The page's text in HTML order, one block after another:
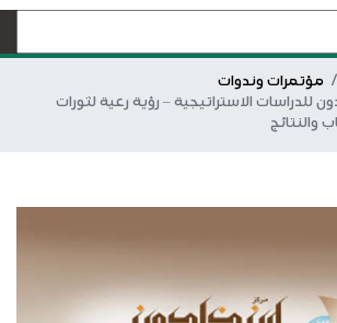
مؤتمرات وندوات
للدراسات الاستراتيجية – رؤية رعية لثورات
والنتائج